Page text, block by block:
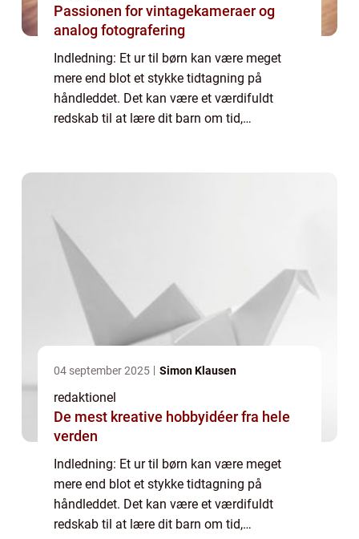
Passionen for vintagekameraer og
analog fotografering
Indledning: Et ur til børn kan være meget
mere end blot et stykke tidtagning på
håndleddet. Det kan være et værdifuldt
redskab til at lære dit barn om tid,
04 september 2025 Simon Klausen
redaktionel
De mest kreative hobbyidéer fra hele
verden
Indledning: Et ur til børn kan være meget
mere end blot et stykke tidtagning på
håndleddet. Det kan være et værdifuldt
redskab til at lære dit barn om tid,